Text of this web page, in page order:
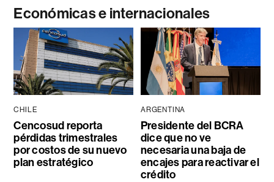
Económicas e internacionales
CHILE
Cencosud reporta
pérdidas trimestrales
por costos de su nuevo
plan estratégico
ARGENTINA
Presidente del BCRA
dice que no ve
necesaria una baja de
encajes para reactivar el
crédito